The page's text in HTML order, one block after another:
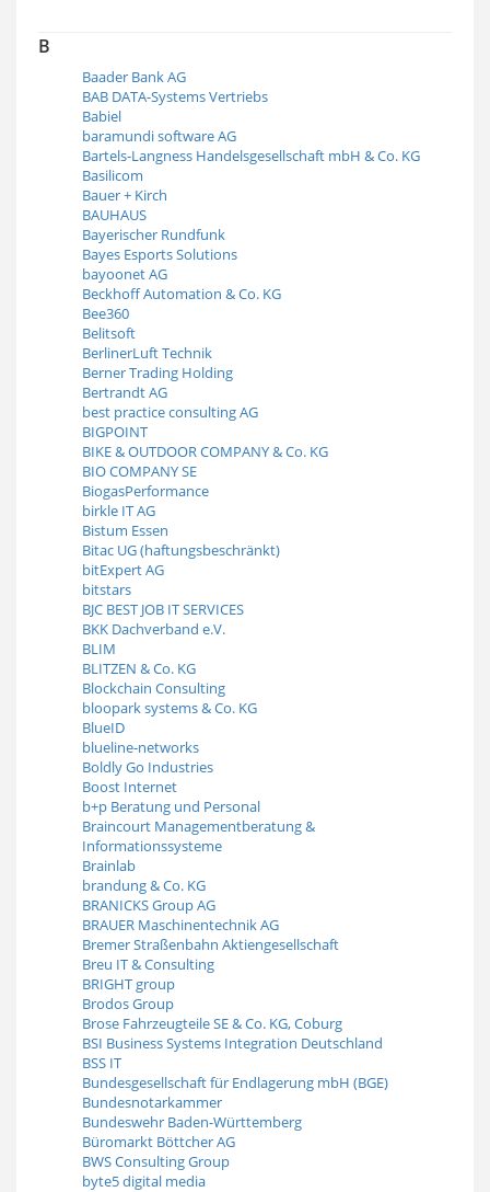
B
Baader Bank AG
BAB DATA-Systems Vertriebs
Babiel
baramundi software AG
Bartels-Langness Handelsgesellschaft mbH & Co. KG
Basilicom
Bauer + Kirch
BAUHAUS
Bayerischer Rundfunk
Bayes Esports Solutions
bayoonet AG
Beckhoff Automation & Co. KG
Bee360
Belitsoft
BerlinerLuft Technik
Berner Trading Holding
Bertrandt AG
best practice consulting AG
BIGPOINT
BIKE & OUTDOOR COMPANY & Co. KG
BIO COMPANY SE
BiogasPerformance
birkle IT AG
Bistum Essen
Bitac UG (haftungsbeschränkt)
bitExpert AG
bitstars
BJC BEST JOB IT SERVICES
BKK Dachverband e.V.
BLIM
BLITZEN & Co. KG
Blockchain Consulting
bloopark systems & Co. KG
BlueID
blueline-networks
Boldly Go Industries
Boost Internet
b+p Beratung und Personal
Braincourt Managementberatung &
Informationssysteme
Brainlab
brandung & Co. KG
BRANICKS Group AG
BRAUER Maschinentechnik AG
Bremer Straßenbahn Aktiengesellschaft
Breu IT & Consulting
BRIGHT group
Brodos Group
Brose Fahrzeugteile SE & Co. KG, Coburg
BSI Business Systems Integration Deutschland
BSS IT
Bundesgesellschaft für Endlagerung mbH (BGE)
Bundesnotarkammer
Bundeswehr Baden-Württemberg
Büromarkt Böttcher AG
BWS Consulting Group
byte5 digital media